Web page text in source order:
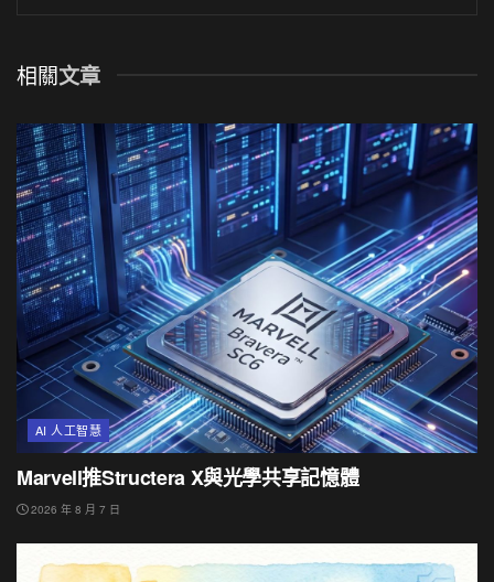
相關文章
AI 人工智慧
Marvell推Structera X與光學共享記憶體
2026 年 8 月 7 日